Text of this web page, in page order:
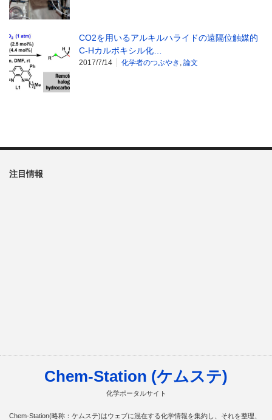
CO2を用いるアルキルハライドの遠隔位触媒的
C-Hカルボキシル化…
2017/7/14 化学者のつぶやき 論文
注目情報
Chem-Station (ケムステ)
化学ポータルサイト
Chem-Station(略称：ケムステ)はウェブに混在する化学情報を集約し、それを整理、